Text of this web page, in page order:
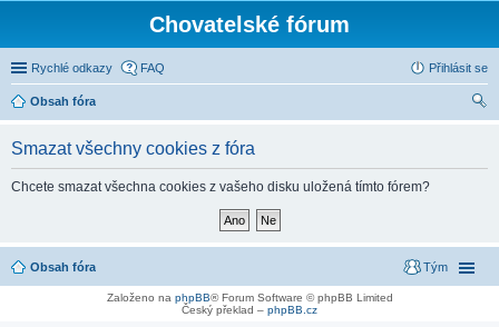
Chovatelské fórum
Rychlé odkazy FAQ Přihlásit se
Obsah fóra
Smazat všechny cookies z fóra
Chcete smazat všechna cookies z vašeho disku uložená tímto fórem?
Obsah fóra Tým
Založeno na phpBB® Forum Software © phpBB Limited
Český překlad – phpBB.cz